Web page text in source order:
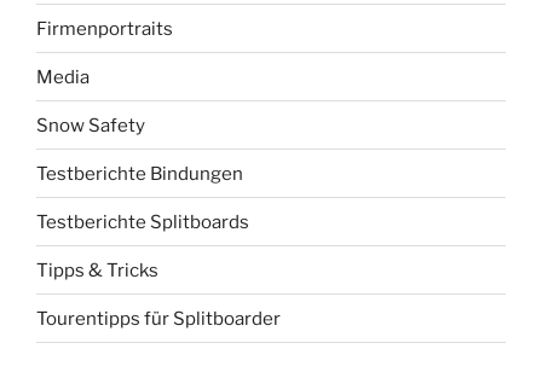
Firmenportraits
Media
Snow Safety
Testberichte Bindungen
Testberichte Splitboards
Tipps & Tricks
Tourentipps für Splitboarder